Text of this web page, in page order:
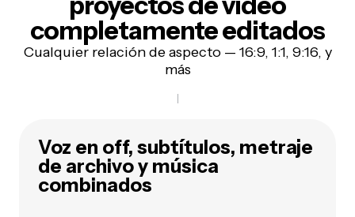
completamente editados
Cualquier relación de aspecto — 16:9, 1:1, 9:16, y
más
Voz en off, subtítulos, metraje
de archivo y música
combinados